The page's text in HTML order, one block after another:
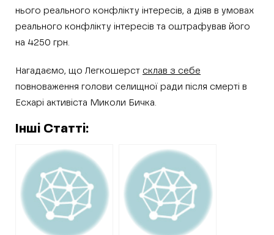
нього реального конфлікту інтересів, а діяв в умовах
реального конфлікту інтересів та оштрафував його
на 4250 грн.
Нагадаємо, що Легкошерст склав з себе
повноваження голови селищної ради після смерті в
Есхарі активіста Миколи Бичка.
Інші Статті: